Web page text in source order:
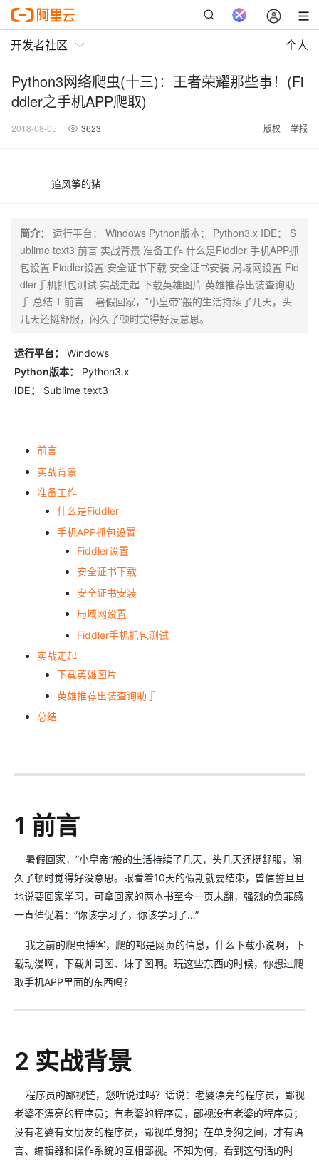
开发者社区 个人
Python3网络爬虫(十三)：王者荣耀那些事！(Fi
ddler之手机APP爬取)
2018-08-05 3623 版权 举报
追风筝的猪
简介：
运行平台： Windows Python版本： Python3.x IDE： S
ublime text3 前言 实战背景 准备工作 什么是Fiddler 手机APP抓
包设置 Fiddler设置 安全证书下载 安全证书安装 局域网设置 Fid
dler手机抓包测试 实战走起 下载英雄图片 英雄推荐出装查询助
手 总结 1 前言 暑假回家，”小皇帝”般的生活持续了几天，头
几天还挺舒服，闲久了顿时觉得好没意思。
运行平台：
Windows
Python版本：
Python3.x
IDE：
Sublime text3
前言
实战背景
准备工作
什么是Fiddler
手机APP抓包设置
Fiddler设置
安全证书下载
安全证书安装
局域网设置
Fiddler手机抓包测试
实战走起
下载英雄图片
英雄推荐出装查询助手
总结
1 前言
暑假回家，”小皇帝”般的生活持续了几天，头几天还挺舒服，闲
久了顿时觉得好没意思。眼看着10天的假期就要结束，曾信誓旦旦
地说要回家学习，可拿回家的两本书至今一页未翻，强烈的负罪感
一直催促着：”你该学习了，你该学习了…”
我之前的爬虫博客，爬的都是网页的信息，什么下载小说啊，下
载动漫啊，下载帅哥图、妹子图啊。玩这些东西的时候，你想过爬
取手机APP里面的东西吗？
2 实战背景
程序员的鄙视链，您听说过吗？话说：老婆漂亮的程序员，鄙视
老婆不漂亮的程序员；有老婆的程序员，鄙视没有老婆的程序员；
没有老婆有女朋友的程序员，鄙视单身狗；在单身狗之间，才有语
言、编辑器和操作系统的互相鄙视。不知为何，看到这句话的时